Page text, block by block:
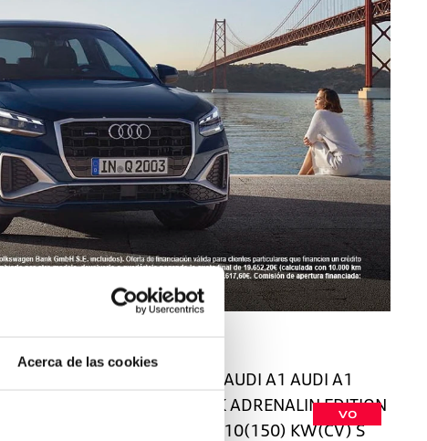
Acerca de las cookies
VO